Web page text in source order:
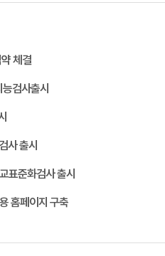
체결
검사출시
사 출시
준화검사 출시
홈페이지 구축